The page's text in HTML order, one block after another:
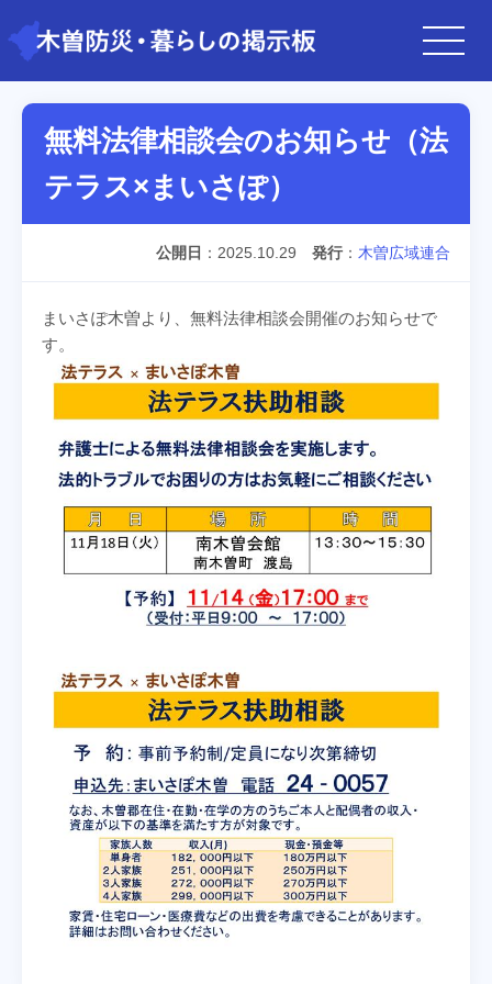
無料法律相談会のお知らせ（法
テラス×まいさぽ）
公開日 2025.10.29 発行 木曽広域連合
まいさぽ木曽より、無料法律相談会開催のお知らせで
す。